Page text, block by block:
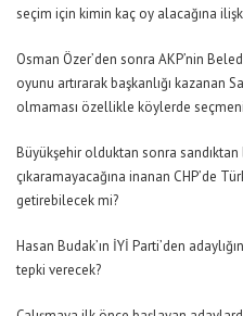
seçim için kimin kaç oy alacağına
Osman Özer’den sonra AKP’nin
oyunu artırarak başkanlığı kazanan
olmaması özellikle köylerde
Büyükşehir olduktan sonra sandıktan
çıkaramayacağına inanan CHP’de
getirebilecek mi?
Hasan Budak’ın İYİ Parti’den
tepki verecek?